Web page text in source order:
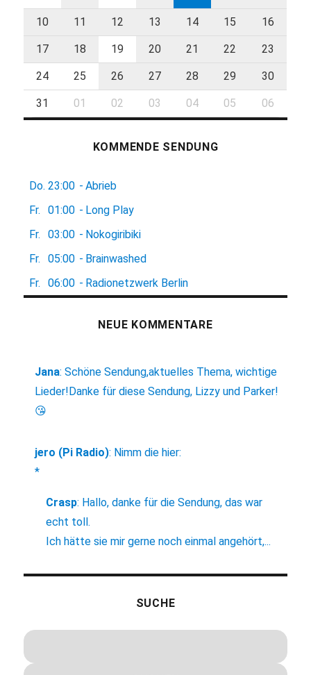
10 11 12 13 14 15 16
17 18 19 20 21 22 23
24 25 26 27 28 29 30
31 01 02 03 04 05 06
KOMMENDE SENDUNG
Do. 23:00 - Abrieb
Fr.
01:00 - Long Play
Fr.
03:00 - Nokogiribiki
Fr.
05:00 - Brainwashed
Fr.
06:00 - Radionetzwerk Berlin
NEUE KOMMENTARE
Jana:Schöne Sendung,aktuelles Thema, wichtige
Lieder!Danke für diese Sendung, Lizzy und Parker!
😘
jero (Pi Radio): Nimm die hier:
*
Crasp: Hallo, danke für die Sendung, das war
echt toll.
Ich hätte sie mir gerne noch einmal angehört,...
SUCHE